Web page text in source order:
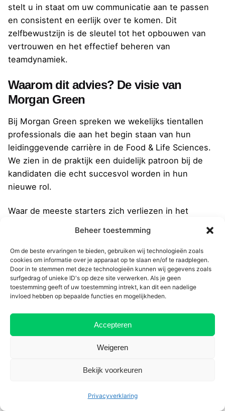
Beheer toestemming
Om de beste ervaringen te bieden, gebruiken wij technologieën zoals
cookies om informatie over je apparaat op te slaan en/of te raadplegen.
Door in te stemmen met deze technologieën kunnen wij gegevens zoals
surfgedrag of unieke ID's op deze site verwerken. Als je geen
toestemming geeft of uw toestemming intrekt, kan dit een nadelige
invloed hebben op bepaalde functies en mogelijkheden.
Accepteren
Weigeren
Bekijk voorkeuren
Privacyverklaring
stelt u in staat om uw communicatie aan te passen
en consistent en eerlijk over te komen. Dit
zelfbewustzijn is de sleutel tot het opbouwen van
vertrouwen en het effectief beheren van
teamdynamiek.
Waarom dit advies? De visie van
Morgan Green
Bij Morgan Green spreken we wekelijks tientallen
professionals die aan het begin staan van hun
leidinggevende carrière in de Food & Life Sciences.
We zien in de praktijk een duidelijk patroon bij de
kandidaten die echt succesvol worden in hun
nieuwe rol.
Waar de meeste starters zich verliezen in het
wij dat de echte toppers vanaf dag één een andere
koers varen: ze investeren 80% van hun tijd in de
dynamiek van hun team en slechts 20% in de
techniek. Ze begrijpen dat hun eigen technische
kennis (die vaak al van topniveau is) niet langer hun
is, maar hun
. Die specifieke focus
– het loslaten van de controle om ruimte te maken
voor team-groei – is precies de succesfactor die het
een manager die het team naar een hoger niveau
De ‘Bottom Line’